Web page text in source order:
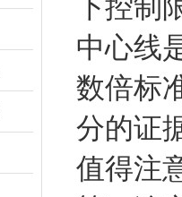
下控制
中心线
数倍标
分的证
值得注